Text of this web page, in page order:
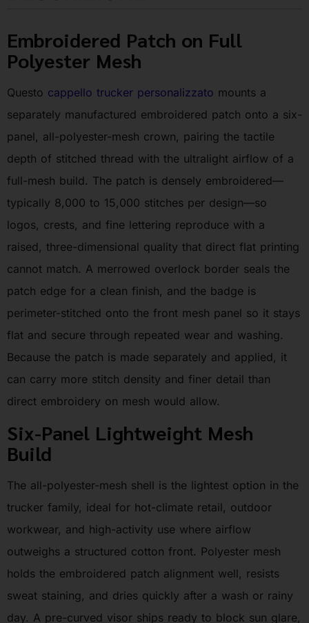
Embroidered Patch on Full
Polyester Mesh
Questo cappello trucker personalizzato mounts a
separately manufactured embroidered patch onto a six-
panel, all-polyester-mesh crown, pairing the tactile
depth of stitched thread with the ultralight airflow of a
full-mesh build. The patch is densely embroidered—
typically 8,000 to 15,000 stitches per design—so
logos, crests, and fine lettering reproduce with a
raised, three-dimensional quality that direct flat printing
cannot match. A merrowed overlock border seals the
patch edge for a clean finish, and the badge is
perimeter-stitched onto the front mesh panel so it stays
flat and secure through repeated wear and washing.
Because the patch is made separately and applied, it
can carry more stitch density and finer detail than
direct embroidery on mesh would allow.
Six-Panel Lightweight Mesh
Build
The all-polyester-mesh shell is the lightest option in the
trucker family, ideal for hot-climate retail, outdoor
workwear, and high-activity use where airflow
outweighs a structured cotton front. Polyester mesh
holds the embroidered patch alignment well, resists
sweat staining, and dries quickly after a wash or rainy
day. A pre-curved visor ships ready to block sun glare,